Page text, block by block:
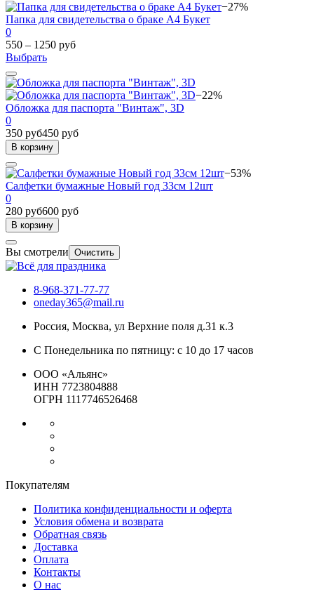
−27%
Папка для свидетельства о браке А4 Букет
0
550 – 1250 руб
Выбрать
−22%
Обложка для паспорта "Винтаж", 3D
0
350 руб450 руб
В корзину
−53%
Салфетки бумажные Новый год 33см 12шт
0
280 руб600 руб
В корзину
Вы смотрели Очистить
8-968-371-77-77
oneday365@mail.ru
Россия, Москва, ул Верхние поля д.31 к.3
С Понедельника по пятницу: с 10 до 17 часов
ООО «Альянс»
ИНН 7723804888
ОГРН 1117746526468
Покупателям
Политика конфиденциальности и оферта
Условия обмена и возврата
Обратная связь
Доставка
Оплата
Контакты
О нас